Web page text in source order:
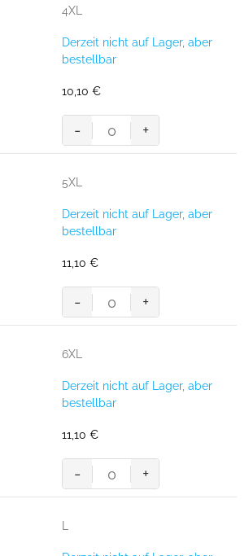
Performance,
SONNE
Polyester,
g/m²)
Menge
4XL
Derzeit nicht auf Lager, aber
bestellbar
10,10 €
Women-
T-
Performance,
SONNE
Polyester,
g/m²)
Menge
- +
5XL
Derzeit nicht auf Lager, aber
bestellbar
11,10 €
Women-
T-
Performance,
SONNE
Polyester,
g/m²)
Menge
- +
6XL
Derzeit nicht auf Lager, aber
bestellbar
11,10 €
Women-
T-
Performance,
SONNE
- +
L